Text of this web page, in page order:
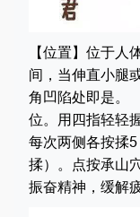
【位置】位于人
间，当伸直小腿
角凹陷处即是。
位。用四指轻轻
每次两侧各按揉
揉）。点按承山
振奋精神，缓解